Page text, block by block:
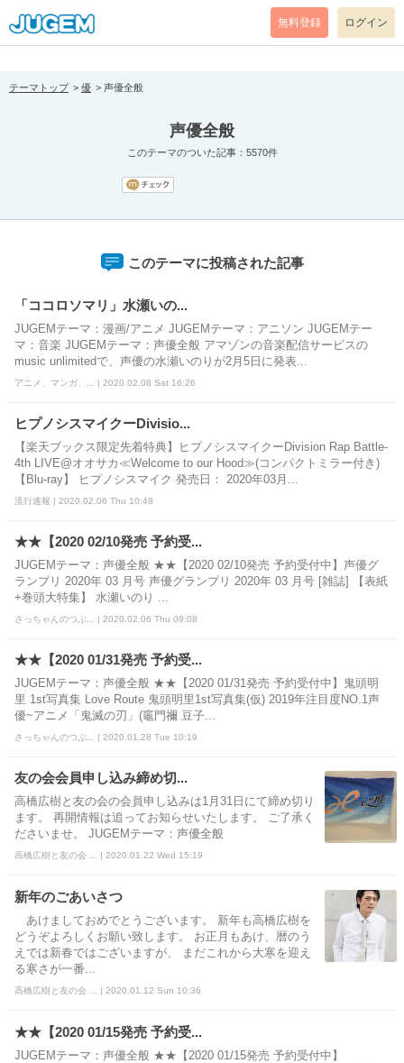
[pear_error: message="Success" code=0 mode=return level=notice
prefix="" info=""]
無料登録 ログイン
テーマトップ 優 声優全般
声優全般
このテーマのついた記事：5570件
このテーマに投稿された記事
「ココロソマリ」水瀬いの...
JUGEMテーマ：漫画/アニメ JUGEMテーマ：アニソン JUGEMテー
マ：音楽 JUGEMテーマ：声優全般 アマゾンの音楽配信サービスの
music unlimitedで、声優の水瀬いのりが2月5日に発表...
アニメ、マンガ、... | 2020.02.08 Sat 16:26
ヒプノシスマイクーDivisio...
【楽天ブックス限定先着特典】ヒプノシスマイクーDivision Rap Battle-
4th LIVE@オオサカ≪Welcome to our Hood≫(コンパクトミラー付き)
【Blu-ray】 ヒプノシスマイク 発売日： 2020年03月...
流行速報 | 2020.02.06 Thu 10:48
★★【2020 02/10発売 予約受...
JUGEMテーマ：声優全般 ★★【2020 02/10発売 予約受付中】声優グ
ランプリ 2020年 03 月号 声優グランプリ 2020年 03 月号 [雑誌] 【表紙
+巻頭大特集】 水瀬いのり ...
さっちゃんのつぶ... | 2020.02.06 Thu 09:08
★★【2020 01/31発売 予約受...
JUGEMテーマ：声優全般 ★★【2020 01/31発売 予約受付中】鬼頭明
里 1st写真集 Love Route 鬼頭明里1st写真集(仮) 2019年注目度NO.1声
優~アニメ「鬼滅の刃」(竈門禰 豆子...
さっちゃんのつぶ... | 2020.01.28 Tue 10:19
友の会会員申し込み締め切...
高橋広樹と友の会の会員申し込みは1月31日にて締め切り
ます。 再開情報は追ってお知らせいたします。 ご了承く
ださいませ。 JUGEMテーマ：声優全般
高橋広樹と友の会 ... | 2020.01.22 Wed 15:19
新年のごあいさつ
あけましておめでとうございます。 新年も高橋広樹を
どうぞよろしくお願い致します。 お正月もあけ、暦のう
えでは新春ではございますが、 まだこれから大寒を迎え
る寒さが一番...
高橋広樹と友の会 ... | 2020.01.12 Sun 10:36
★★【2020 01/15発売 予約受...
JUGEMテーマ：声優全般 ★★【2020 01/15発売 予約受付中】